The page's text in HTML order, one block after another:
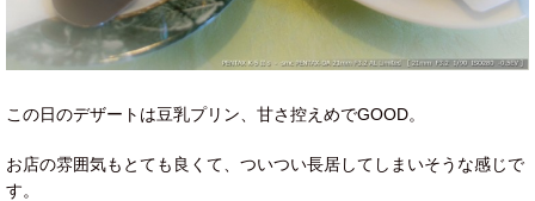
この日のデザートは豆乳プリン、甘さ控えめでGOOD。
お店の雰囲気もとても良くて、ついつい長居してしまいそうな感じで
す。